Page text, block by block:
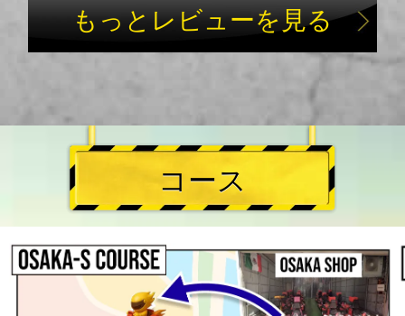
もっとレビューを見る
コース